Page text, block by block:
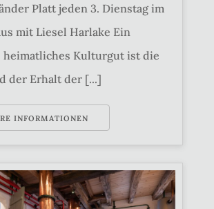
Platt jeden 3. Dienstag im
mit Liesel Harlake Ein
heimatliches Kulturgut ist die
der Erhalt der [...]
INFORMATIONEN